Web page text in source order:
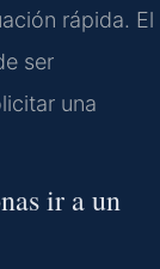
rápida. El
ser
una
ir a un